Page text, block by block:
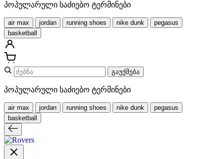
პოპულარული საძიებო ტერმინები
air max jordan running shoes nike dunk
pegasus
basketball
გაუქმება
პოპულარული საძიებო ტერმინები
air max jordan running shoes nike dunk
pegasus
basketball